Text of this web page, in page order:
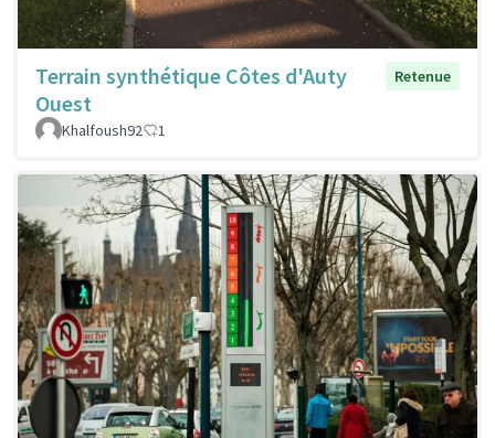
Terrain synthétique Côtes d'Auty
Ouest
Retenue
Khalfoush92 1